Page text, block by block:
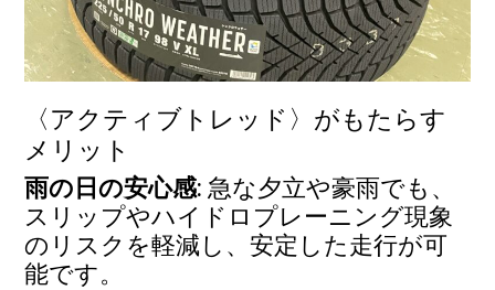
〈アクティブトレッド〉がもたらす
メリット
雨の日の安心感: 急な夕立や豪雨でも、
スリップやハイドロプレーニング現象
のリスクを軽減し、安定した走行が可
能です。